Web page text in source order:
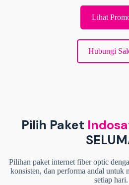
Lihat
Hubungi
Pilih Paket
Pilihan paket internet fiber optic
konsisten, dan performa andal untuk
setiap hari.